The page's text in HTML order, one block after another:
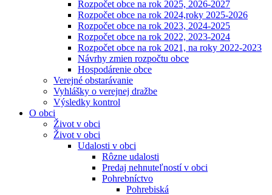
Rozpočet obce na rok 2025, 2026-2027
Rozpočet obce na rok 2024,roky 2025-2026
Rozpočet obce na rok 2023, 2024-2025
Rozpočet obce na rok 2022, 2023-2024
Rozpočet obce na rok 2021, na roky 2022-2023
Návrhy zmien rozpočtu obce
Hospodárenie obce
Verejné obstarávanie
Vyhlášky o verejnej dražbe
Výsledky kontrol
O obci
Život v obci
Život v obci
Udalosti v obci
Rôzne udalosti
Predaj nehnuteľností v obci
Pohrebníctvo
Pohrebiská